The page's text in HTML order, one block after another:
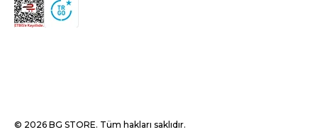
© 2026 BG STORE. Tüm hakları saklıdır.